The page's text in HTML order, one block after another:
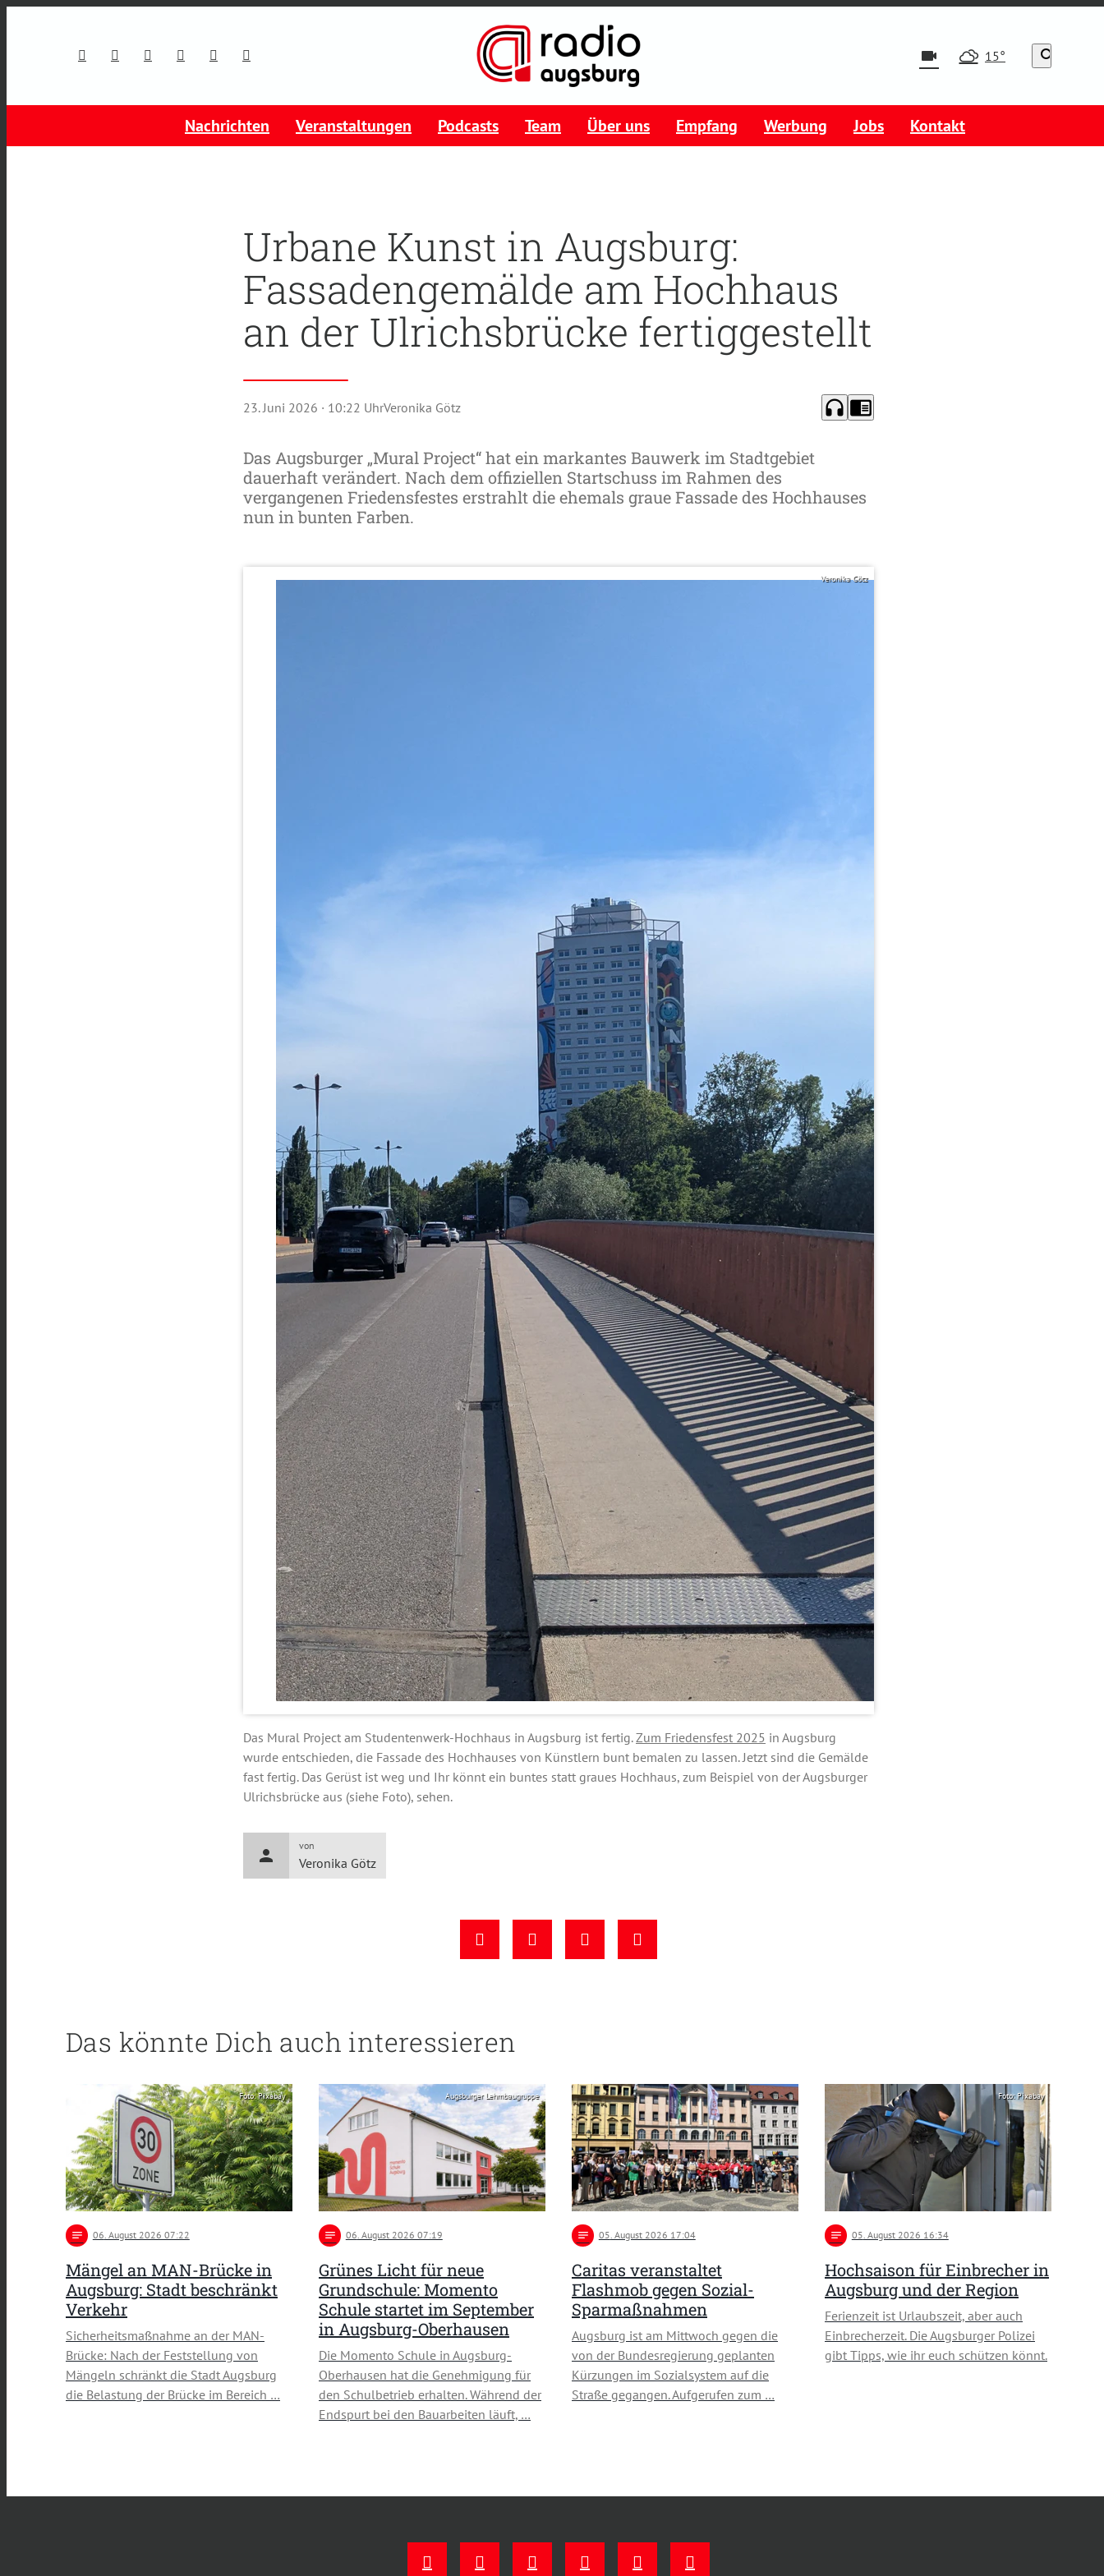
videocam 15° search
Nachrichten Veranstaltungen Podcasts Team Über uns Empfang Werbung Jobs Kontakt
Urbane Kunst in Augsburg:
Fassadengemälde am Hochhaus
an der Ulrichsbrücke fertiggestellt
23. Juni 2026 · 10:22 UhrVeronika Götz headphones chrome_reader_mode
Das Augsburger „Mural Project“ hat ein markantes Bauwerk im Stadtgebiet
dauerhaft verändert. Nach dem offiziellen Startschuss im Rahmen des
vergangenen Friedensfestes erstrahlt die ehemals graue Fassade des Hochhauses
nun in bunten Farben.
Veronika Götz
Das Mural Project am Studentenwerk-Hochhaus in Augsburg ist fertig.Zum Friedensfest 2025 in Augsburg
wurde entschieden, die Fassade des Hochhauses von Künstlern bunt bemalen zu lassen. Jetzt sind die Gemälde
fast fertig. Das Gerüst ist weg und Ihr könnt ein buntes statt graues Hochhaus, zum Beispiel von der Augsburger
Ulrichsbrücke aus (siehe Foto), sehen.
person
von
Veronika Götz
Das könnte Dich auch interessieren
Foto: Pixabay
notes 06. August 2026 07:22
Mängel an MAN-Brücke in
Augsburg: Stadt beschränkt
Verkehr
Sicherheitsmaßnahme an der MAN-
Brücke: Nach der Feststellung von
Mängeln schränkt die Stadt Augsburg
die Belastung der Brücke im Bereich …
Augsburger Lehmbaugruppe
notes 06. August 2026 07:19
Grünes Licht für neue
Grundschule: Momento
Schule startet im September
in Augsburg-Oberhausen
Die Momento Schule in Augsburg-
Oberhausen hat die Genehmigung für
den Schulbetrieb erhalten. Während der
Endspurt bei den Bauarbeiten läuft, …
notes 05. August 2026 17:04
Caritas veranstaltet
Flashmob gegen Sozial-
Sparmaßnahmen
Augsburg ist am Mittwoch gegen die
von der Bundesregierung geplanten
Kürzungen im Sozialsystem auf die
Straße gegangen. Aufgerufen zum …
Foto: Pixabay
notes 05. August 2026 16:34
Hochsaison für Einbrecher in
Augsburg und der Region
Ferienzeit ist Urlaubszeit, aber auch
Einbrecherzeit. Die Augsburger Polizei
gibt Tipps, wie ihr euch schützen könnt.